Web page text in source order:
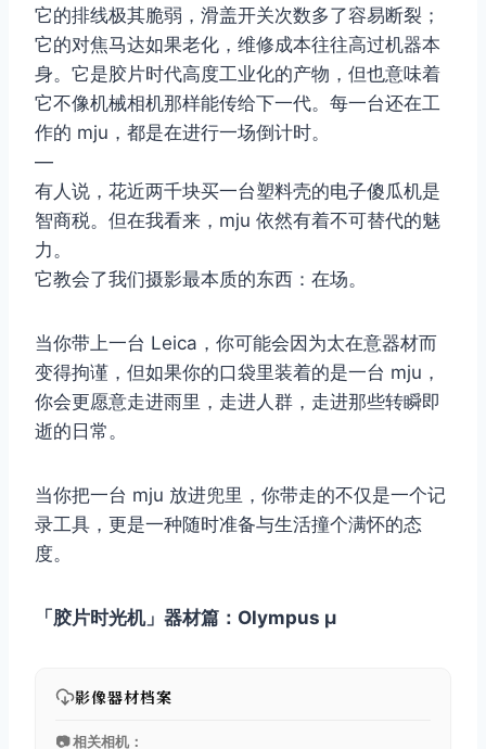
它的排线极其脆弱，滑盖开关次数多了容易断裂；
它的对焦马达如果老化，维修成本往往高过机器本
身。它是胶片时代高度工业化的产物，但也意味着
它不像机械相机那样能传给下一代。每一台还在工
作的 mju，都是在进行一场倒计时。
—
有人说，花近两千块买一台塑料壳的电子傻瓜机是
智商税。但在我看来，mju 依然有着不可替代的魅
力。
它教会了我们摄影最本质的东西：在场。
当你带上一台 Leica，你可能会因为太在意器材而
变得拘谨，但如果你的口袋里装着的是一台 mju，
你会更愿意走进雨里，走进人群，走进那些转瞬即
逝的日常。
当你把一台 mju 放进兜里，你带走的不仅是一个记
录工具，更是一种随时准备与生活撞个满怀的态
度。
「胶片时光机」器材篇：Olympus μ
影像器材档案
📷 相关相机：